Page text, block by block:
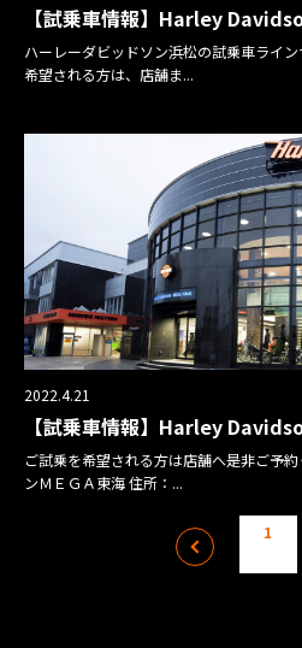
【試乗車情報】Harley
ハーレーダビッドソン浜松の試乗車ライ
希望される方は、店舗ま...
2022.4.21
【試乗車情報】Harley
ご試乗を希望される方は店舗へ是非ご予
ンＭＥＧＡ東海 住所：...
前
へ
1